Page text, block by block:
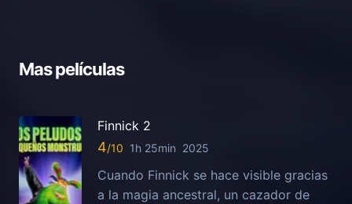
Mas películas
Finnick 2
4 1h 25min 2025
Cuando Finnick se hace visible gracias
a la magia ancestral, un cazador de